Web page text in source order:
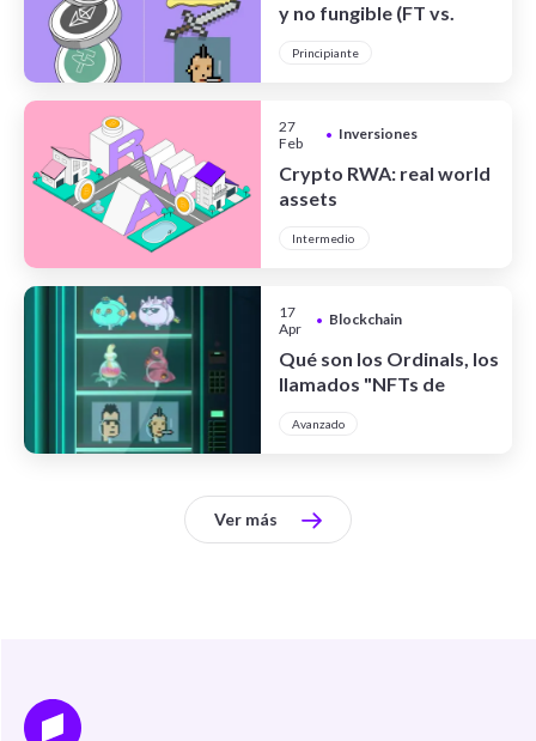
y no fungible (FT vs.
Principiante
27
Feb
• Inversiones
Crypto RWA: real world
assets
Intermedio
17
Apr
• Blockchain
Qué son los Ordinals, los
llamados "NFTs de
Avanzado
Ver más